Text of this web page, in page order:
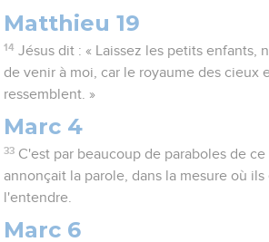
Matthieu 19
14 Jésus dit : « Laissez les petits enfants,
de venir à moi, car le royaume des cieux
ressemblent. »
Marc 4
33 C'est par beaucoup de paraboles de
annonçait la parole, dans la mesure où
l'entendre.
Marc 6